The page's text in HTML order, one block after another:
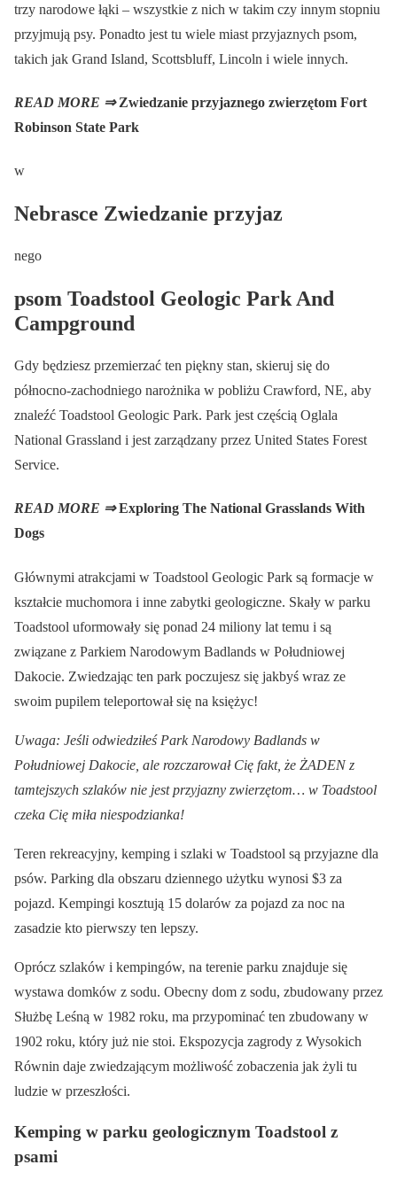
trzy narodowe łąki – wszystkie z nich w takim czy innym stopniu
przyjmują psy. Ponadto jest tu wiele miast przyjaznych psom,
takich jak Grand Island, Scottsbluff, Lincoln i wiele innych.
READ MORE ⇒Zwiedzanie przyjaznego zwierzętom Fort
Robinson State Park
w
Nebrasce Zwiedzanie przyjaz
nego
psom Toadstool Geologic Park And
Campground
Gdy będziesz przemierzać ten piękny stan, skieruj się do
północno-zachodniego narożnika w pobliżu Crawford, NE, aby
znaleźć Toadstool Geologic Park. Park jest częścią Oglala
National Grassland i jest zarządzany przez United States Forest
Service.
READ MORE ⇒Exploring The National Grasslands With
Dogs
Głównymi atrakcjami w Toadstool Geologic Park są formacje w
kształcie muchomora i inne zabytki geologiczne. Skały w parku
Toadstool uformowały się ponad 24 miliony lat temu i są
związane z Parkiem Narodowym Badlands w Południowej
Dakocie. Zwiedzając ten park poczujesz się jakbyś wraz ze
swoim pupilem teleportował się na księżyc!
Uwaga: Jeśli odwiedziłeś Park Narodowy Badlands w
Południowej Dakocie, ale rozczarował Cię fakt, że ŻADEN z
tamtejszych szlaków nie jest przyjazny zwierzętom… w Toadstool
czeka Cię miła niespodzianka!
Teren rekreacyjny, kemping i szlaki w Toadstool są przyjazne dla
psów. Parking dla obszaru dziennego użytku wynosi $3 za
pojazd. Kempingi kosztują 15 dolarów za pojazd za noc na
zasadzie kto pierwszy ten lepszy.
Oprócz szlaków i kempingów, na terenie parku znajduje się
wystawa domków z sodu. Obecny dom z sodu, zbudowany przez
Służbę Leśną w 1982 roku, ma przypominać ten zbudowany w
1902 roku, który już nie stoi. Ekspozycja zagrody z Wysokich
Równin daje zwiedzającym możliwość zobaczenia jak żyli tu
ludzie w przeszłości.
Kemping w parku geologicznym Toadstool z
psami